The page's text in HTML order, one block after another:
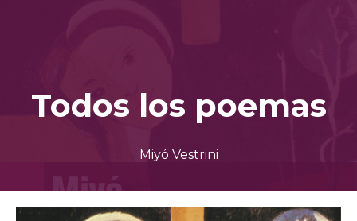
Todos los poemas
Miyó Vestrini